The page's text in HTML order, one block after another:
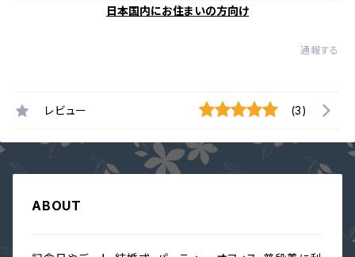
日本国内にお住まいの方向け
通報する
レビュー (3)
ABOUT